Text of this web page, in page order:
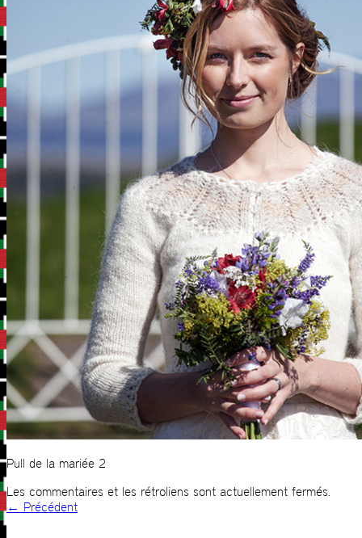
Pull de la mariée 2
Les commentaires et les rétroliens sont actuellement fermés.
← Précédent